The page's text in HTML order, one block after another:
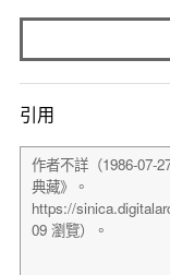
引用